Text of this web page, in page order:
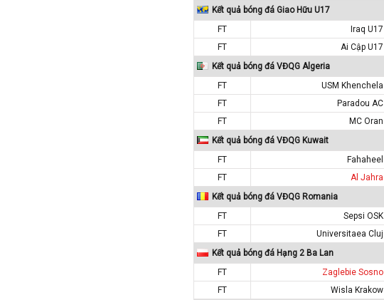
Kết quả bóng đá Giao Hữu U17
FT
Iraq U17
FT
Ai Cập U17
Kết quả bóng đá VĐQG Algeria
FT
USM Khenchela
FT
Paradou AC
FT
MC Oran
Kết quả bóng đá VĐQG Kuwait
FT
Fahaheel
FT
Al Jahra
Kết quả bóng đá VĐQG Romania
FT
Sepsi OSK
FT
Universitaea Cluj
Kết quả bóng đá Hạng 2 Ba Lan
FT
Zaglebie Sosno
FT
Wisla Krakow